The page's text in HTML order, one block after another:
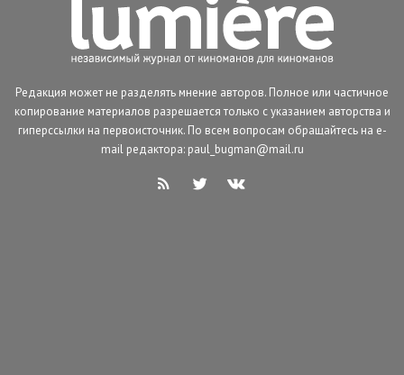
Редакция может не разделять мнение авторов. Полное или частичное
копирование материалов разрешается только с указанием авторства и
гиперссылки на первоисточник. По всем вопросам обращайтесь на e-
mail редактора: paul_bugman@mail.ru